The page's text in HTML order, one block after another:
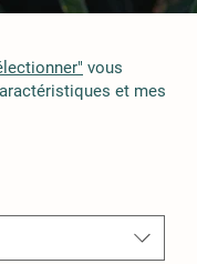
vous
et mes